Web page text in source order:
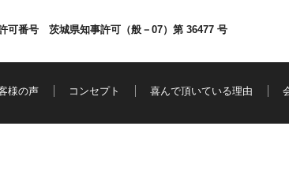
可番号 茨城県知事許可（般－07）第 36477 号
様の声 コンセプト 喜んで頂いている理由